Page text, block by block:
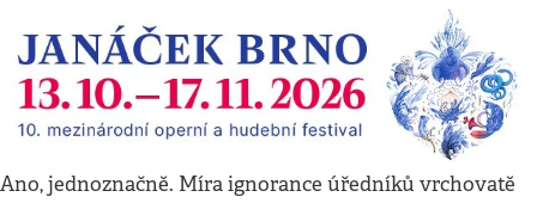
Ano, jednoznačně. Míra ignorance úředníků vrchovatě